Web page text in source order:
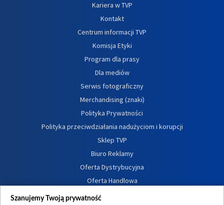
Kariera w TVP
Kontakt
Centrum informacji TVP
Komisja Etyki
Program dla prasy
Dla mediów
Serwis fotograficzny
Merchandising (znaki)
Polityka Prywatności
Polityka przeciwdziałania nadużyciom i korupcji
Sklep TVP
Biuro Reklamy
Oferta Dystrybucyjna
Oferta Handlowa
Dostępność
Szanujemy Twoją prywatność